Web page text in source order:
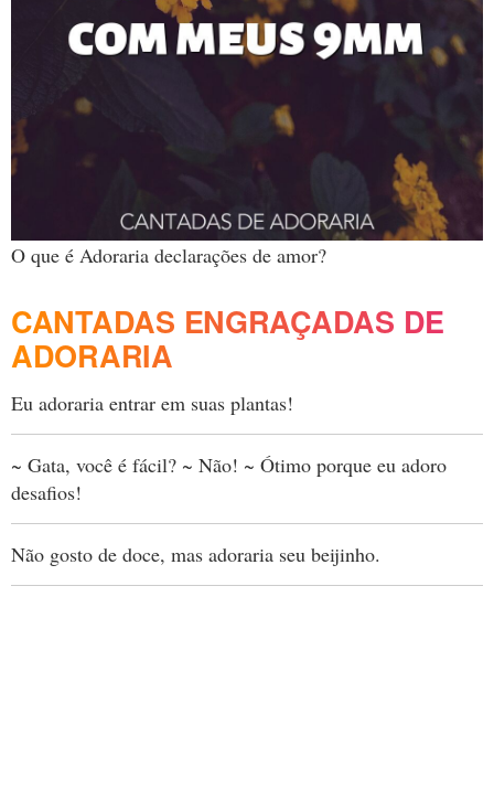
O que é Adoraria declarações de amor?
CANTADAS ENGRAÇADAS DE
ADORARIA
Eu adoraria entrar em suas plantas!
~ Gata, você é fácil? ~ Não! ~ Ótimo porque eu adoro
desafios!
Não gosto de doce, mas adoraria seu beijinho.